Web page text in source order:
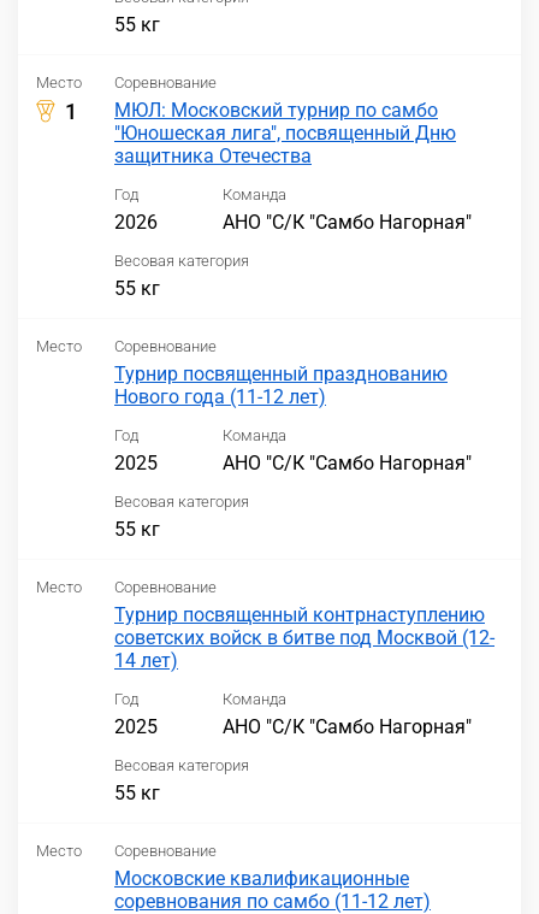
55 кг
Место
1
Соревнование
МЮЛ: Московский турнир по самбо
"Юношеская лига", посвященный Дню
защитника Отечества
Год
2026
Команда
АНО "С/К "Самбо Нагорная"
Весовая категория
55 кг
Место Соревнование
Турнир посвященный празднованию
Нового года (11-12 лет)
Год
2025
Команда
АНО "С/К "Самбо Нагорная"
Весовая категория
55 кг
Место Соревнование
Турнир посвященный контрнаступлению
советских войск в битве под Москвой (12-
14 лет)
Год
2025
Команда
АНО "С/К "Самбо Нагорная"
Весовая категория
55 кг
Место Соревнование
Московские квалификационные
соревнования по самбо (11-12 лет)